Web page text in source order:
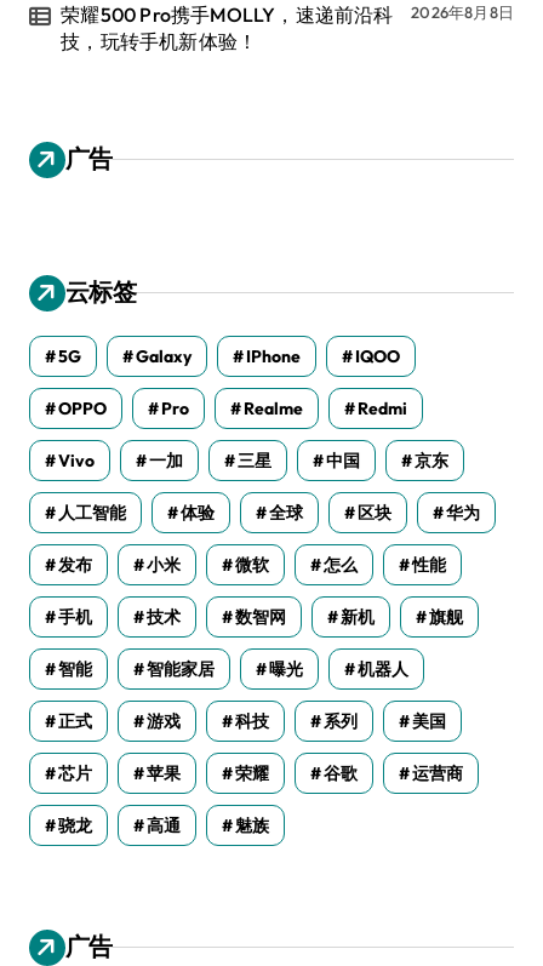
荣耀500 Pro携手MOLLY，速递前沿科
技，玩转手机新体验！
2026年8月8日
广告
云标签
5G Galaxy IPhone IQOO
OPPO Pro Realme Redmi
Vivo 一加 三星 中国 京东
人工智能 体验 全球 区块 华为
发布 小米 微软 怎么 性能
手机 技术 数智网 新机 旗舰
智能 智能家居 曝光 机器人
正式 游戏 科技 系列 美国
芯片 苹果 荣耀 谷歌 运营商
骁龙 高通 魅族
广告